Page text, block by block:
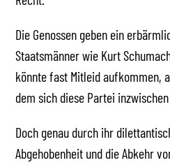
Die Genossen geben ein
Staatsmänner wie Kurt
könnte fast Mitleid aufkommen,
dem sich diese Partei
Doch genau durch ihr
Abgehobenheit und die Abkehr